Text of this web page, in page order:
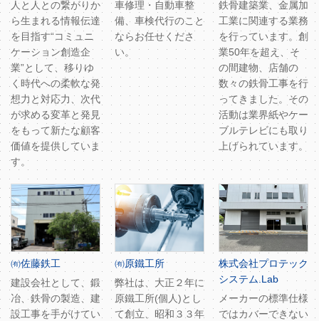
人と人との繋がりか
ら生まれる情報伝達
を目指す“コミュニ
ケーション創造企
業”として、移りゆ
く時代への柔軟な発
想力と対応力、次代
が求める変革と発見
をもって新たな顧客
価値を提供していま
す。
車修理・自動車整
備、車検代行のこと
ならお任せくださ
い。
鉄骨建築業、金属加
工業に関連する業務
を行っています。創
業50年を超え、そ
の間建物、店舗の
数々の鉄骨工事を行
ってきました。その
活動は業界紙やケー
ブルテレビにも取り
上げられています。
㈲佐藤鉄工
建設会社として、鍛
冶、鉄骨の製造、建
設工事を手がけてい
㈲原鐵工所
弊社は、大正２年に
原鐵工所(個人)とし
て創立、昭和３３年
株式会社プロテック
システム.Lab
メーカーの標準仕様
ではカバーできない